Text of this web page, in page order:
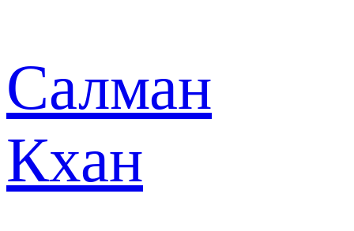
Салман
Кхан